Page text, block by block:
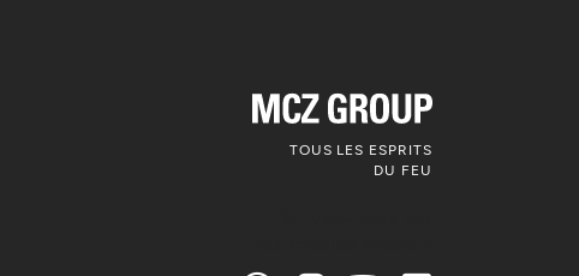
TOUS LES ESPRITS
DU FEU